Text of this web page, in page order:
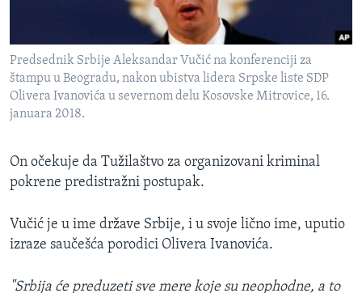
Predsednik Srbije Aleksandar Vučić na konferenciji za
štampu u Beogradu, nakon ubistva lidera Srpske liste SDP
Olivera Ivanovića u severnom delu Kosovske Mitrovice, 16.
januara 2018.
On očekuje da Tužilaštvo za organizovani kriminal
pokrene predistražni postupak.
Vučić je u ime države Srbije, i u svoje lično ime, uputio
izraze saučešća porodici Olivera Ivanovića.
"Srbija će preduzeti sve mere koje su neophodne, a to